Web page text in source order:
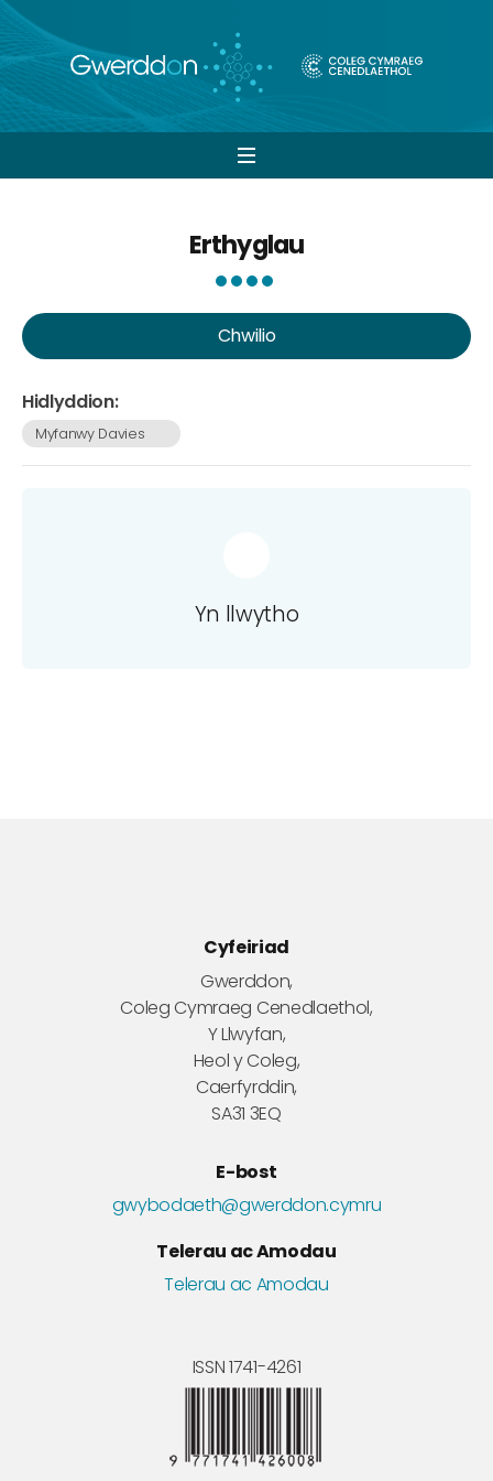
Open
Erthyglau
Chwilio
Hidlyddion:
Myfanwy Davies
Yn llwytho
Cyfeiriad
Gwerddon,
Coleg Cymraeg Cenedlaethol,
Y Llwyfan,
Heol y Coleg,
Caerfyrddin,
SA31 3EQ
E-bost
gwybodaeth@gwerddon.cymru
Telerau ac Amodau
Telerau ac Amodau
ISSN 1741-4261